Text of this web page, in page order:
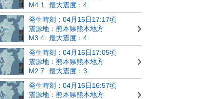
M4.1
最大震度：4
発生時刻：04月16日17:17頃
震源地：熊本県熊本地方
M3.4
最大震度：4
発生時刻：04月16日17:05頃
震源地：熊本県熊本地方
M2.7
最大震度：3
発生時刻：04月16日16:57頃
震源地：熊本県熊本地方